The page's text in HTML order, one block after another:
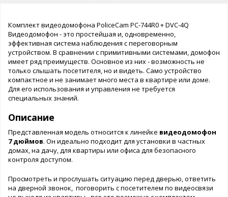
Комплект видеодомофона PoliceCam PC-744R0 + DVC-4Q
Видеодомофон - это простейшая и, одновременно,
эффективная система наблюдения с переговорным
устройством. В сравнении с примитивными системами, домофон
имеет ряд преимуществ. Основное из них - возможность не
только слышать посетителя, но и видеть. Само устройство
компактное и не занимает много места в квартире или доме.
Для его использования и управления не требуется
специальных знаний.
Описание
Представленная модель относится к линейке видеодомофон
7 дюймов. Он идеально подходит для установки в частных
домах, на дачу, для квартиры или офиса для безопасного
контроля доступом.
Просмотреть и прослушать ситуацию перед дверью, ответить
на дверной звонок, поговорить с посетителем по видеосвязи